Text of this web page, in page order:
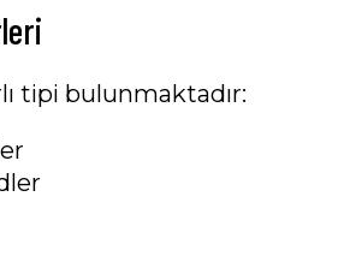
tipi bulunmaktadır: